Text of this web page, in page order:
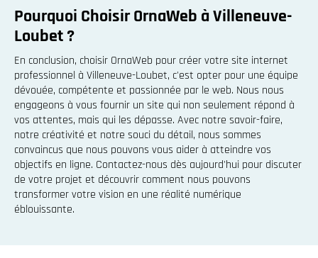
Pourquoi Choisir OrnaWeb à Villeneuve-
Loubet ?
En conclusion, choisir OrnaWeb pour créer votre site internet
professionnel à Villeneuve-Loubet, c'est opter pour une équipe
dévouée, compétente et passionnée par le web. Nous nous
engageons à vous fournir un site qui non seulement répond à
vos attentes, mais qui les dépasse. Avec notre savoir-faire,
notre créativité et notre souci du détail, nous sommes
convaincus que nous pouvons vous aider à atteindre vos
objectifs en ligne. Contactez-nous dès aujourd'hui pour discuter
de votre projet et découvrir comment nous pouvons
transformer votre vision en une réalité numérique
éblouissante.